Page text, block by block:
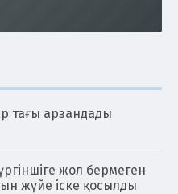
тағы арзандады
жол бермеген
жүйе іске қосылды